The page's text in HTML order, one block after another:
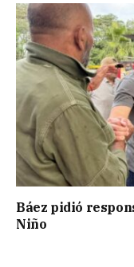
Báez pidió
Niño